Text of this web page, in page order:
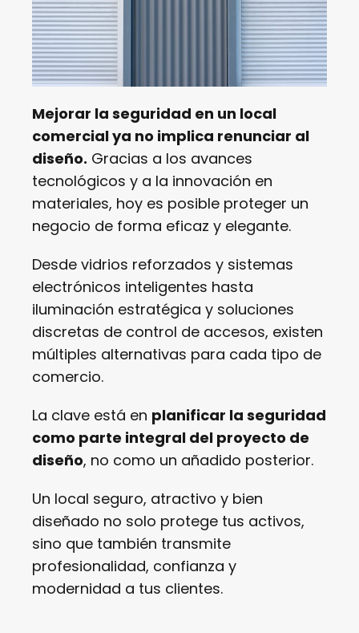
Mejorar la seguridad en un local
comercial ya no implica renunciar al
diseño. Gracias a los avances
tecnológicos y a la innovación en
materiales, hoy es posible proteger un
negocio de forma eficaz y elegante.
Desde vidrios reforzados y sistemas
electrónicos inteligentes hasta
iluminación estratégica y soluciones
discretas de control de accesos, existen
múltiples alternativas para cada tipo de
comercio.
La clave está en planificar la seguridad
como parte integral del proyecto de
diseño, no como un añadido posterior.
Un local seguro, atractivo y bien
diseñado no solo protege tus activos,
sino que también transmite
profesionalidad, confianza y
modernidad a tus clientes.